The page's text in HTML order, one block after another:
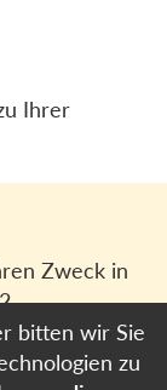
Ihrer
Zweck in
der
Medien
bitten wir Sie
zu